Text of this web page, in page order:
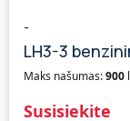
-
LH3-3
Maks našumas:900
Susisiekite